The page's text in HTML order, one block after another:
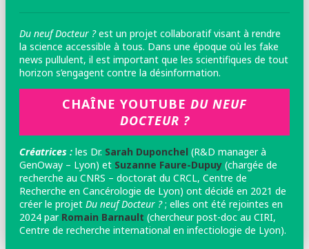
Du neuf Docteur ?est un projet collaboratif visant à rendre
la science accessible à tous. Dans une époque où les fake
news pullulent, il est important que les scientifiques de tout
horizon s’engagent contre la désinformation.
CHAÎNE YOUTUBE DU NEUF
DOCTEUR ?
Créatrices : les Dr. Sarah Duponchel (R&D manager à
GenOway – Lyon) et Suzanne Faure-Dupuy (chargée de
recherche au CNRS – doctorat du CRCL, Centre de
Recherche en Cancérologie de Lyon) ont décidé en 2021 de
créer le projet Du neuf Docteur ?; elles ont été rejointes en
2024 parRomain Barnault (chercheur post-doc au CIRI,
Centre de recherche international en infectiologie de Lyon).